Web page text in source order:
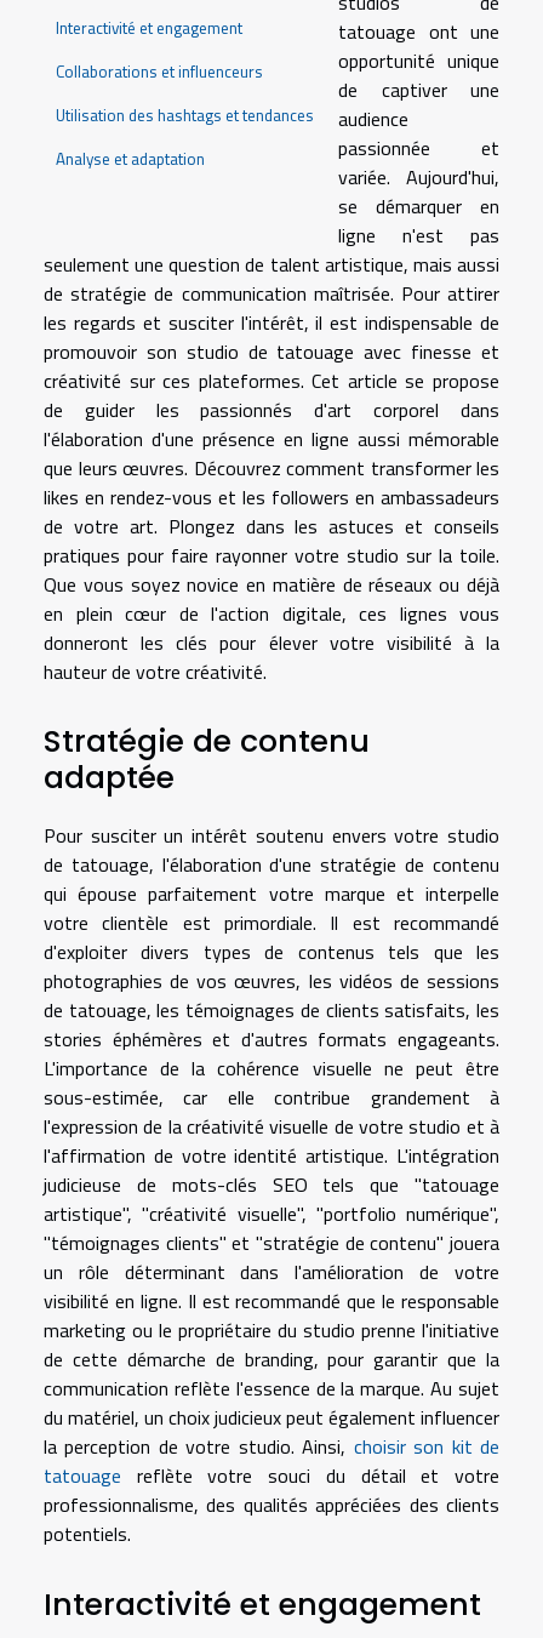
Interactivité et engagement
Collaborations et influenceurs
Utilisation des hashtags et tendances
Analyse et adaptation
tatouage ont une
opportunité unique
de captiver une
audience
passionnée et
variée. Aujourd'hui,
se démarquer en
ligne n'est pas
seulement une question de talent artistique, mais aussi
de stratégie de communication maîtrisée. Pour attirer
les regards et susciter l'intérêt, il est indispensable de
promouvoir son studio de tatouage avec finesse et
créativité sur ces plateformes. Cet article se propose
de guider les passionnés d'art corporel dans
l'élaboration d'une présence en ligne aussi mémorable
que leurs œuvres. Découvrez comment transformer les
likes en rendez-vous et les followers en ambassadeurs
de votre art. Plongez dans les astuces et conseils
pratiques pour faire rayonner votre studio sur la toile.
Que vous soyez novice en matière de réseaux ou déjà
en plein cœur de l'action digitale, ces lignes vous
donneront les clés pour élever votre visibilité à la
hauteur de votre créativité.
Stratégie de contenu
adaptée
Pour susciter un intérêt soutenu envers votre studio
de tatouage, l'élaboration d'une stratégie de contenu
qui épouse parfaitement votre marque et interpelle
votre clientèle est primordiale. Il est recommandé
d'exploiter divers types de contenus tels que les
photographies de vos œuvres, les vidéos de sessions
de tatouage, les témoignages de clients satisfaits, les
stories éphémères et d'autres formats engageants.
L'importance de la cohérence visuelle ne peut être
sous-estimée, car elle contribue grandement à
l'expression de la créativité visuelle de votre studio et à
l'affirmation de votre identité artistique. L'intégration
judicieuse de mots-clés SEO tels que "tatouage
artistique", "créativité visuelle", "portfolio numérique",
"témoignages clients" et "stratégie de contenu" jouera
un rôle déterminant dans l'amélioration de votre
visibilité en ligne. Il est recommandé que le responsable
marketing ou le propriétaire du studio prenne l'initiative
de cette démarche de branding, pour garantir que la
communication reflète l'essence de la marque. Au sujet
du matériel, un choix judicieux peut également influencer
la perception de votre studio. Ainsi, choisir son kit de
tatouage reflète votre souci du détail et votre
professionnalisme, des qualités appréciées des clients
potentiels.
Interactivité et engagement